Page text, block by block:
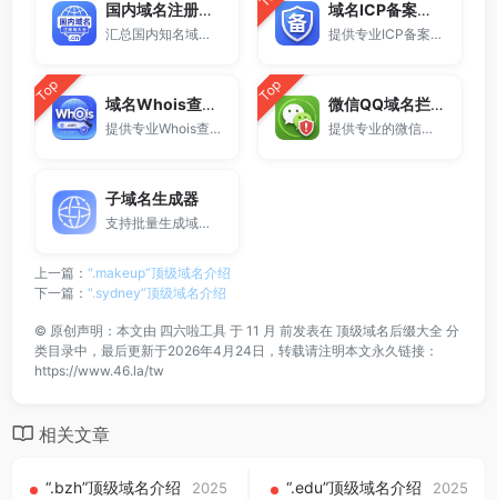
国内域名注册商大全
汇总国内知名域名注册商与服务平台。
域名ICP备案查询
提供专业ICP备案查询与网站备案信息查询服务，支持域名备案号查询、网站是否备案检测及备案信息快速获取，适用于站长工具、域名检测与SEO分析。
Top 域名Whois查询工具
提供专业Whois查询与域名信息查询服务，支持查询域名注册信息、注册商、到期时间及DNS记录，适用于域名检测、SEO分析及站长工具使用。
Top 微信QQ域名拦截检测
提供专业的微信拦截检测、QQ拦截检测、域名被墙检测服务，一键查询网站是否被封、被拦截或被限制访问。
子域名生成器
支持批量生成域名与泛解析子域名，适用于站群部署、SEO测试与开发环境使用。
上一篇： “.makeup”顶级域名介绍
下一篇： “.sydney”顶级域名介绍
© 原创声明：本文由 四六啦工具 于 11 月 前发表在 顶级域名后缀大全 分
类目录中，最后更新于2026年4月24日，转载请注明本文永久链接：
https://www.46.la/tw
相关文章
“.bzh”顶级域名介绍 2025-09-01 “.edu”顶级域名介绍 2025-